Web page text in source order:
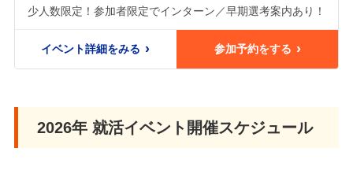
少人数限定！参加者限定でインターン／早期選考案内あり！
イベント詳細をみる 参加予約をする
2026年 就活イベント開催スケジュール